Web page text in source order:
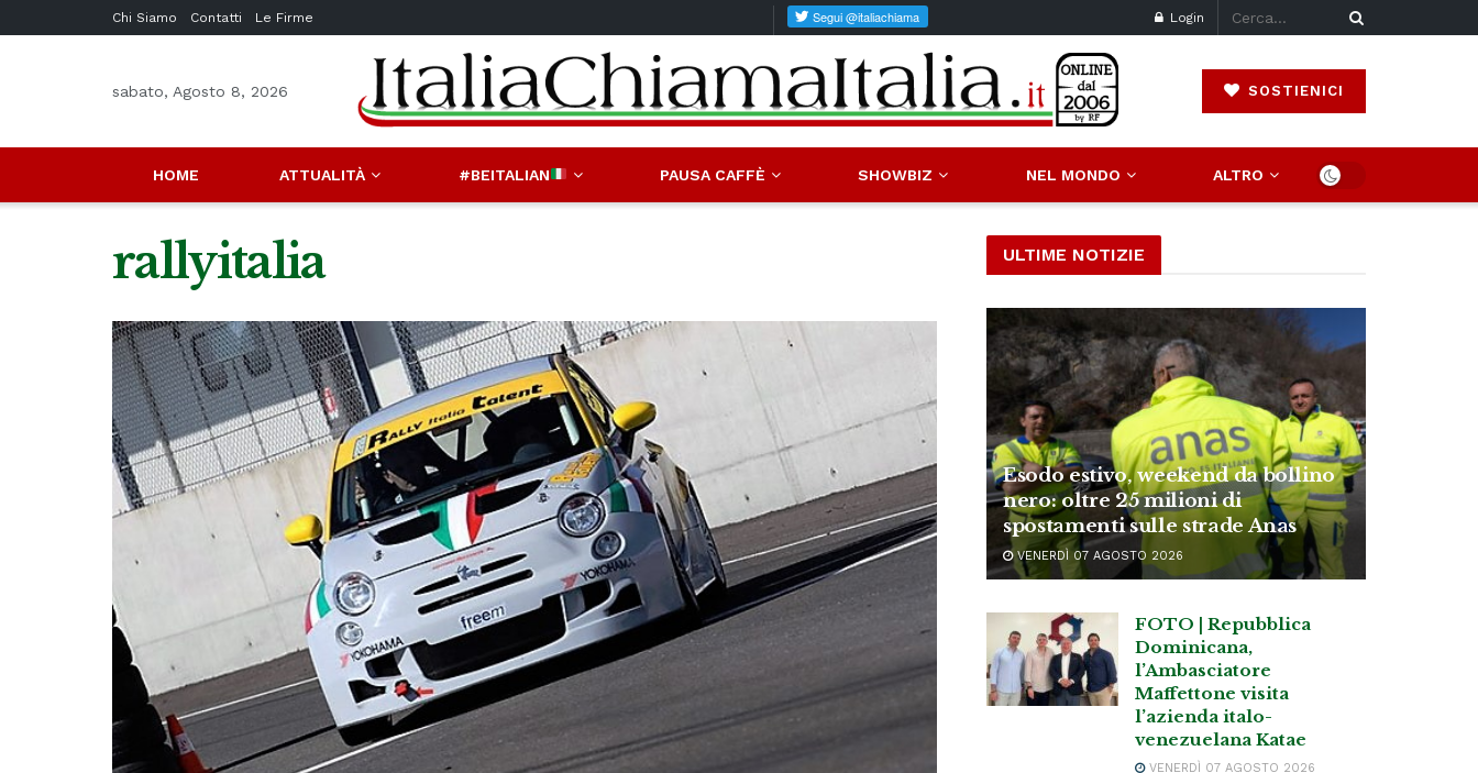
Chi Siamo Contatti Le Firme Login
sabato, Agosto 8, 2026 SOSTIENICI
HOME ATTUALITÀ #BEITALIAN PAUSA CAFFÈ SHOWBIZ NEL MONDO ALTRO
rallyitalia ULTIME NOTIZIE
Esodo estivo, weekend da bollino
nero: oltre 25 milioni di
spostamenti sulle strade Anas
VENERDÌ 07 AGOSTO 2026
FOTO | Repubblica
Dominicana,
l’Ambasciatore
Maffettone visita
l’azienda italo-
venezuelana Katae
VENERDÌ 07 AGOSTO 2026